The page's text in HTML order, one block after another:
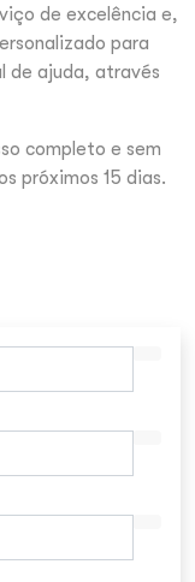
de excelência e,
para
de ajuda, através
completo e sem
próximos 15 dias.